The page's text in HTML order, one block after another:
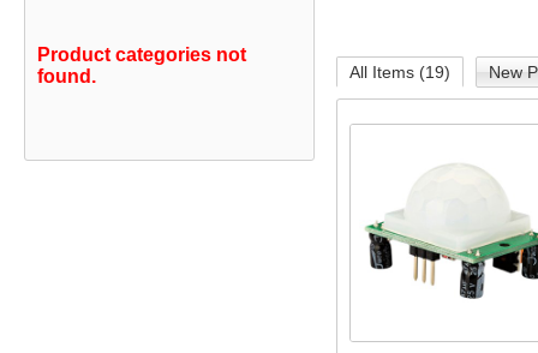
Product categories not
found.
All Items (19) New